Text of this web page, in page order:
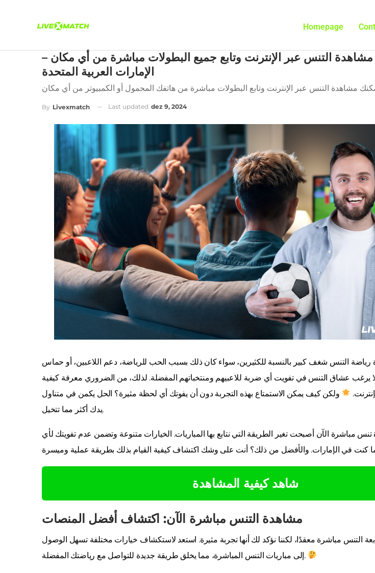
Homepage
التنس عبر الإنترنت وتابع جميع البطولات مباشرة من أي مكان –
الإمارات العربية المتحدة
By Livexmatch Last updated dez 9, 2024
رياضة التنس شغف كبير بالنسبة للكثيرين، سواء كان ذلك بسبب الحب للرياضة، دعم اللاعبين، أو حماس
يرغب عشاق التنس في تفويت أي ضربة للاعبيهم ومنتخباتهم المفضلة. لذلك، من الضروري معرفة كيفية
ولكن كيف يمكن الاستمتاع بهذه التجربة دون أن يفوتك أي لحظة مثيرة؟ الحل يكمن في متناول
يدك أكثر مما تتخيل.
تنس مباشرة الآن أصبحت تغير الطريقة التي نتابع بها المباريات. الخيارات متنوعة وتضمن عدم تفويتك لأي
شاهد كيفية المشاهدة
مشاهدة التنس مباشرة الآن: اكتشاف أفضل المنصات
التنس مباشرة معقدًا، لكننا نؤكد لك أنها تجربة مثيرة. استعد لاستكشاف خيارات مختلفة تسهل الوصول
إلى مباريات التنس المباشرة، مما يخلق طريقة جديدة للتواصل مع رياضتك المفضلة.